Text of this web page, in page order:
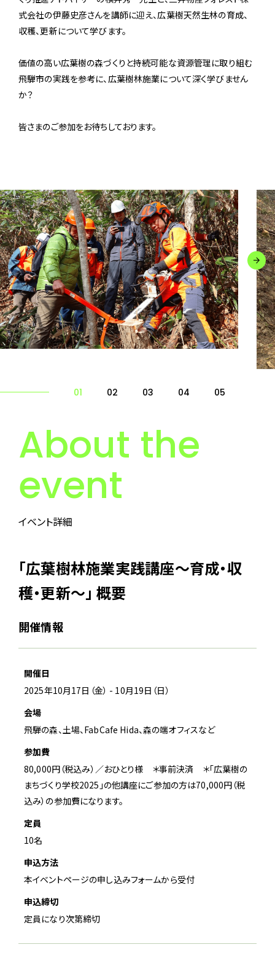
式会社の伊藤史彦さんを講師に迎え、広葉樹天然生林の育成、
収穫、更新について学びます。
価値の高い広葉樹の森づくりと持続可能な資源管理に取り組む
飛騨市の実践を参考に、広葉樹林施業について深く学びません
か？
皆さまのご参加をお待ちしております。
01 02 03 04 05
About the
event
イベント詳細
「広葉樹林施業実践講座〜育成・収
穫・更新〜」 概要
開催情報
開催日
2025年10月17日（金） - 10月19日（日）
会場
飛騨の森、土場、FabCafe Hida、森の端オフィスなど
参加費
80,000円（税込み）／おひとり様 ＊事前決済 ＊「広葉樹の
まちづくり学校2025」の他講座にご参加の方は70,000円（税
込み）の参加費になります。
定員
10名
申込方法
本イベントページの申し込みフォームから受付
申込締切
定員になり次第締切